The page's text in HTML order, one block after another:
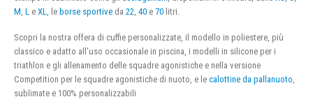
M L e XL , le borse sportive da 22 40 e 70 litri.
Scopri la nostra offera di cuffie personalizzate, il modello in poliestere, più
classico e adatto all’uso occasionale in piscina, i modelli in silicone per i
triathlon e gli allenamento delle squadre agonistiche e nella versione
Competition per le squadre agonistiche di nuoto, e le calottine da pallanuoto,
sublimate e 100% personalizzabili